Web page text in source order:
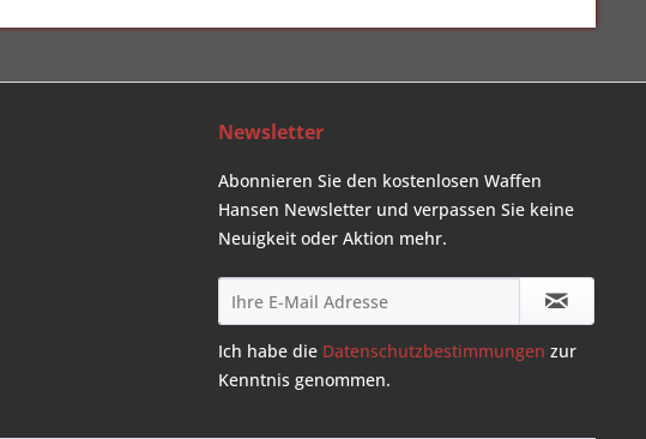
Newsletter
Abonnieren Sie den kostenlosen Waffen
Hansen Newsletter und verpassen Sie keine
Neuigkeit oder Aktion mehr.
Ich habe die Datenschutzbestimmungen zur
Kenntnis genommen.